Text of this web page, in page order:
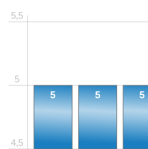
5,5
4,5
5
5
5 5